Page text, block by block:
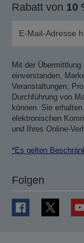
Rabatt von 10
Mit der
einverstanden,
Veranstaltungen,
Durchführung von
können. Sie
elektronischen
und Ihres Online-
*Es gelten
Folgen